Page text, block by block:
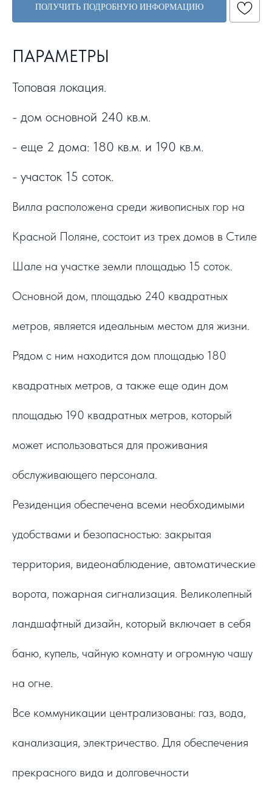
ПОЛУЧИТЬ ПОДРОБНУЮ ИНФОРМАЦИЮ
ПАРАМЕТРЫ
Топовая локация.
- дом основной 240 кв.м.
- еще 2 дома: 180 кв.м. и 190 кв.м.
- участок 15 соток.
Вилла расположена среди живописных гор на
Красной Поляне, состоит из трех домов в Стиле
Шале на участке земли площадью 15 соток.
Основной дом, площадью 240 квадратных
метров, является идеальным местом для жизни.
Рядом с ним находится дом площадью 180
квадратных метров, а также еще один дом
площадью 190 квадратных метров, который
может использоваться для проживания
обслуживающего персонала.
Резиденция обеспечена всеми необходимыми
удобствами и безопасностью: закрытая
территория, видеонаблюдение, автоматические
ворота, пожарная сигнализация. Великолепный
ландшафтный дизайн, который включает в себя
баню, купель, чайную комнату и огромную чашу
на огне.
Все коммуникации централизованы: газ, вода,
канализация, электричество. Для обеспечения
прекрасного вида и долговечности